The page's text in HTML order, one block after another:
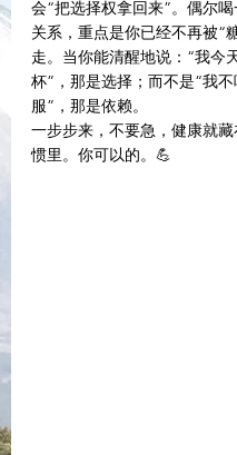
会“把选择权拿回来”。偶尔
关系，重点是你已经不再被“
走。当你能清醒地说：“我今
杯”，那是选择；而不是“我
服”，那是依赖。
一步步来，不要急，健康就藏
惯里。你可以的。💪